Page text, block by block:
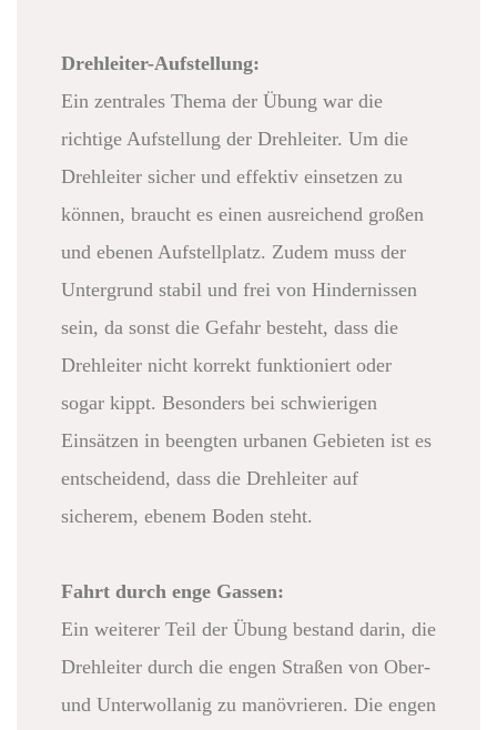
Drehleiter-Aufstellung:
Ein zentrales Thema der Übung war die
richtige Aufstellung der Drehleiter. Um die
Drehleiter sicher und effektiv einsetzen zu
können, braucht es einen ausreichend großen
und ebenen Aufstellplatz. Zudem muss der
Untergrund stabil und frei von Hindernissen
sein, da sonst die Gefahr besteht, dass die
Drehleiter nicht korrekt funktioniert oder
sogar kippt. Besonders bei schwierigen
Einsätzen in beengten urbanen Gebieten ist es
entscheidend, dass die Drehleiter auf
sicherem, ebenem Boden steht.
Fahrt durch enge Gassen:
Ein weiterer Teil der Übung bestand darin, die
Drehleiter durch die engen Straßen von Ober-
und Unterwollanig zu manövrieren. Die engen